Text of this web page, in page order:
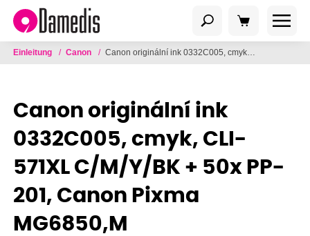
Einleitung / Canon / Canon originální ink 0332C005, cmyk, CLI-571XL C/M/Y/BK + 50x PP-201, Canon Pixma MG6850,M
Canon originální ink
0332C005, cmyk, CLI-
571XL C/M/Y/BK + 50x PP-
201, Canon Pixma
MG6850,M